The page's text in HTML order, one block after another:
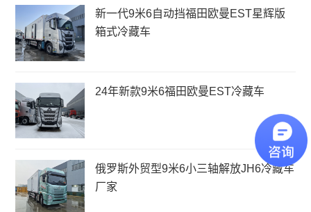
新一代9米6自动挡福田欧曼EST星辉版
箱式冷藏车
24年新款9米6福田欧曼EST冷藏车
俄罗斯外贸型9米6小三轴解放JH6冷藏车
厂家